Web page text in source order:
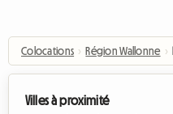
Colocations › Région Wallonne ›
Villes à proximité